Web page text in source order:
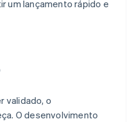
um lançamento rápido e
validado, o
O desenvolvimento